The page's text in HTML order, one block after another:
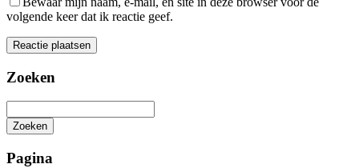
volgende keer dat ik reactie geef.
Zoeken
Zoeken
zoeken
Pagina